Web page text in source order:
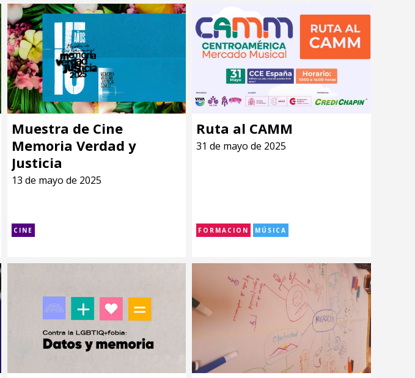
Muestra de Cine
Memoria Verdad y
Justicia
13 de mayo de 2025
CINE
Ruta al CAMM
31 de mayo de 2025
FORMACION MÚSICA